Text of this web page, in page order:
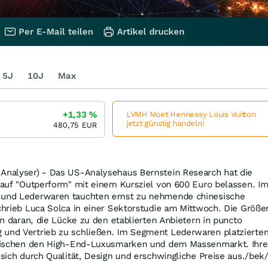
Analyser) - Das US-Analysehaus Bernstein Research hat die
"Outperform" mit einem Kursziel von 600 Euro belassen. Im
Lederwaren tauchten ernst zu nehmende chinesische
Luca Solca in einer Sektorstudie am Mittwoch. Die
daran, die Lücke zu den etablierten Anbietern in puncto
und Vertrieb zu schließen. Im Segment Lederwaren
den High-End-Luxusmarken und dem Massenmarkt. Ihre
durch Qualität, Design und erschwingliche Preise aus./
Per E-Mail teilen Artikel drucken
5J 10J Max
+1,33%
480,75 EUR
LVMH Moet Hennessy Louis Vuitton
jetzt günstig handeln!